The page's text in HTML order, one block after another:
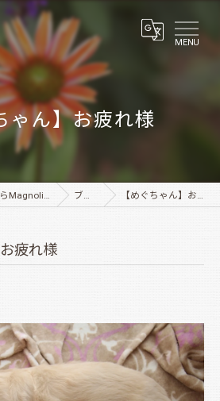
MENU
ゃん】お疲れ様
千葉県のブリーダーならMagnolia Dog Site ブログ 【めぐちゃん】お疲れ様
疲れ様